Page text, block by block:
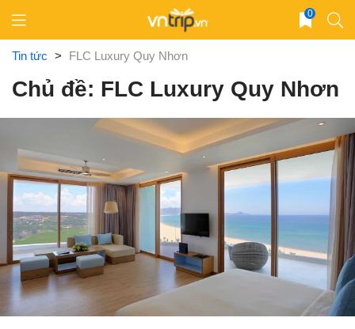
content
0
Tin tức > FLC Luxury Quy Nhơn
Chủ đề: FLC Luxury Quy Nhơn